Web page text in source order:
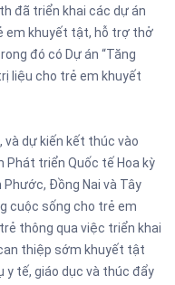
đã triển khai các dự án
em khuyết tật, hỗ trợ thở
đó có Dự án “Tăng
liệu cho trẻ em khuyết
và dự kiến kết thúc vào
Phát triển Quốc tế Hoa kỳ
Đồng Nai và Tây
cuộc sống cho trẻ em
thông qua việc triển khai
thiệp sớm khuyết tật
y tế, giáo dục và thúc đẩy